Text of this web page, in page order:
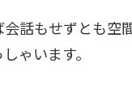
話もせずとも空
ゃいます。